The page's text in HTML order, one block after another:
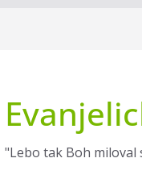
"Lebo tak Boh miloval